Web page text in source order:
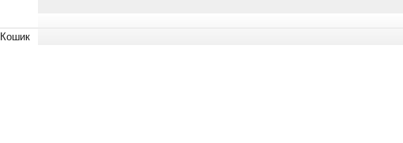
Кошик